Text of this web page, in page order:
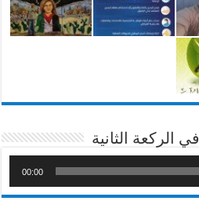
الركعة الثانية
00:00